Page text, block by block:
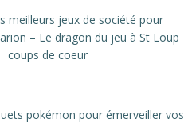
meilleurs jeux de société pour
– Le dragon du jeu à St Loup
coups de coeur
pokémon pour émerveiller vos